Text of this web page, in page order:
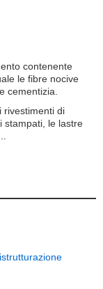
contenente
le fibre nocive
cementizia.
rivestimenti di
stampati, le lastre